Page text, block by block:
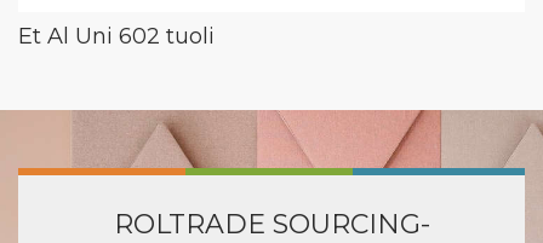
Et Al Uni 602 tuoli
ROLTRADE SOURCING-